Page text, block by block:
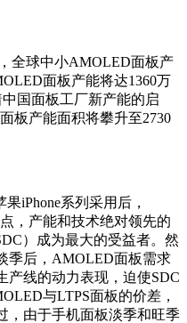
全球中小AMOLED面板产
面板产能将达1360万
国面板工厂新产能的启
板产能面积将攀升至2730
iPhone系列采用后，
，产能和技术绝对领先的
）成为最大的受益者。然
季后，AMOLED面板需求
产线的动力表现，迫使SDC
与LTPS面板的价差，
，由于手机面板淡季和旺季